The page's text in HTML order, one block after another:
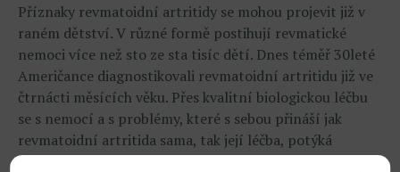
Příznaky revmatoidní artritidy se mohou projevit již v
raném dětství. V různé formě postihují revmatické
nemoci více než sto ze sta tisíc dětí. Dnes téměř 30leté
Američance diagnostikovali revmatoidní artritidu již ve
čtrnácti měsících věku. Přes kvalitní biologickou léčbu
se s nemocí a s problémy, které s sebou přináší jak
revmatoidní artritida sama, tak její léčba, potýká
dodnes.